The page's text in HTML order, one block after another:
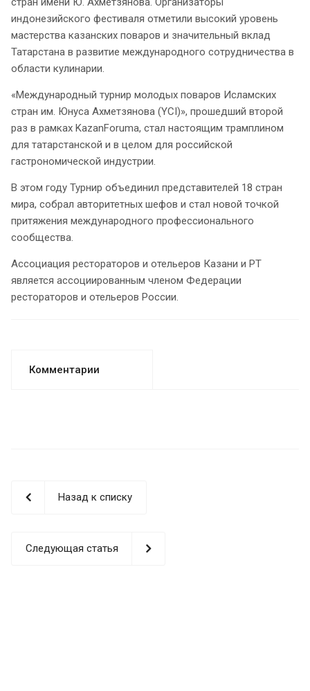
индонезийского фестиваля отметили высокий уровень
мастерства казанских поваров и значительный вклад
Татарстана в развитие международного сотрудничества в
области кулинарии.
«Международный турнир молодых поваров Исламских
стран им. Юнуса Ахметзянова (YCI)», прошедший второй
раз в рамках KazanForumа, стал настоящим трамплином
для татарстанской и в целом для российской
гастрономической индустрии.
В этом году Турнир объединил представителей 18 стран
мира, собрал авторитетных шефов и стал новой точкой
притяжения международного профессионального
сообщества.
Ассоциация рестораторов и отельеров Казани и РТ
является ассоциированным членом Федерации
рестораторов и отельеров России.
Комментарии
Назад к списку
Следующая статья